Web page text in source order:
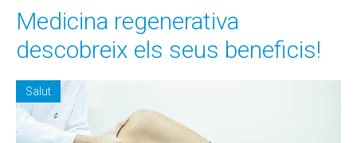
Medicina regenerativa
descobreix els seus beneficis!
Salut